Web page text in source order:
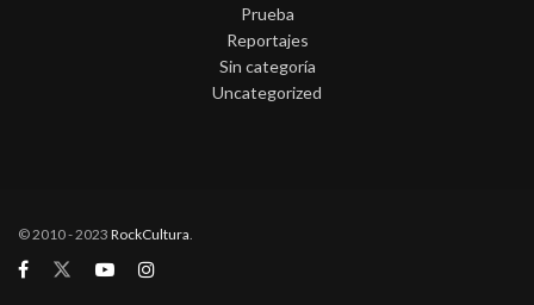
Prueba
Reportajes
Sin categoría
Uncategorized
© 2010 - 2023 RockCultura